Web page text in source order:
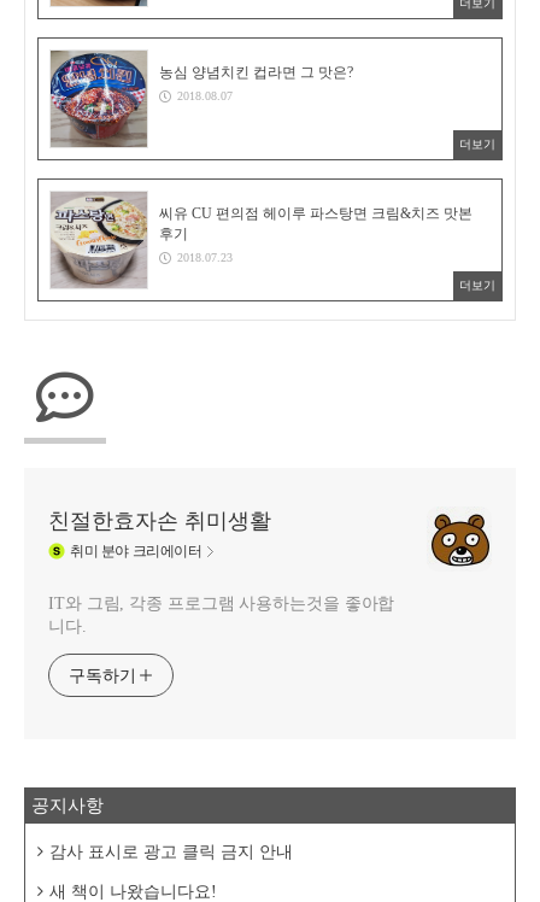
농심 양념치킨 컵라면 그 맛은?
2018.08.07
더보기
씨유 CU 편의점 헤이루 파스탕면 크림&치즈 맛본
후기
2018.07.23
더보기
친절한효자손 취미생활
취미 분야 크리에이터
IT와 그림, 각종 프로그램 사용하는것을 좋아합
니다.
구독하기
공지사항
감사 표시로 광고 클릭 금지 안내
새 책이 나왔습니다요!